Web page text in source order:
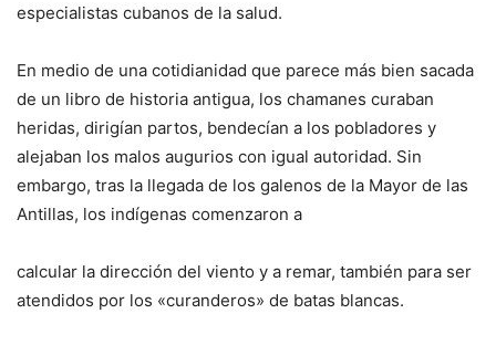
especialistas cubanos de la salud.
En medio de una cotidianidad que parece más bien sacada
de un libro de historia antigua, los chamanes curaban
heridas, dirigían partos, bendecían a los pobladores y
alejaban los malos augurios con igual autoridad. Sin
embargo, tras la llegada de los galenos de la Mayor de las
Antillas, los indígenas comenzaron a
calcular la dirección del viento y a remar, también para ser
atendidos por los «curanderos» de batas blancas.